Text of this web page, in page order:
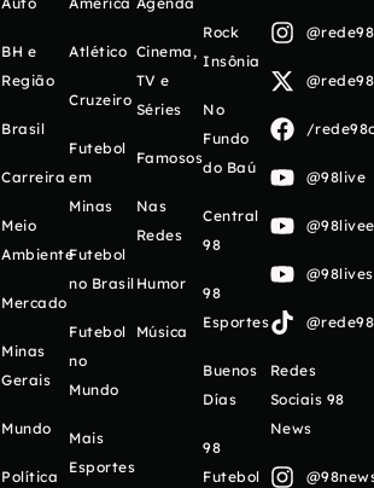
BH e
Região
Brasil
Carreira
Meio
Ambiente
Mercado
Minas
Gerais
Mundo
Política
Atlético
Cruzeiro
Futebol
em
Minas
Futebol
no Brasil
Futebol
no
Mundo
Mais
Esportes
Cinema,
TV e
Séries
Famosos
Nas
Redes
Humor
Música
Rock
Insônia
No
Fundo
do Baú
Central
98
98
Esportes
Buenos
Días
98
Futebol
/
@98live
Redes
Sociais 98
News